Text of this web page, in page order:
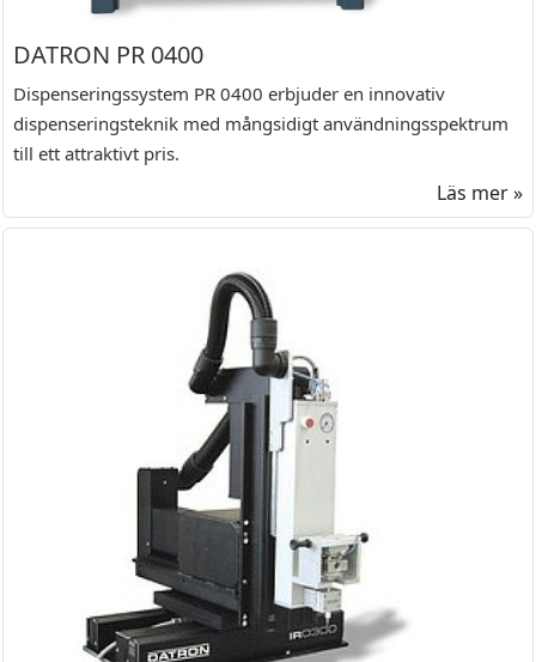
DATRON PR 0400
Dispenseringssystem PR 0400 erbjuder en innovativ
dispenseringsteknik med mångsidigt användningsspektrum
till ett attraktivt pris.
Läs mer »